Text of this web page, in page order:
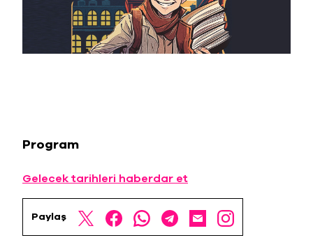
Program
Gelecek tarihleri haberdar et
Paylaş